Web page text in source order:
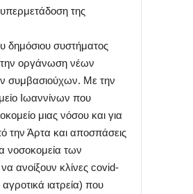
της
δημόσιου συστήματος
την οργάνωση νέων
συμβασιούχων. Με την
Ιωαννίνων που
μιας νόσου και για
την Άρτα και αποσπάσεις
νοσοκομεία των
ανοίξουν κλίνες covid-
ιατρεία) που